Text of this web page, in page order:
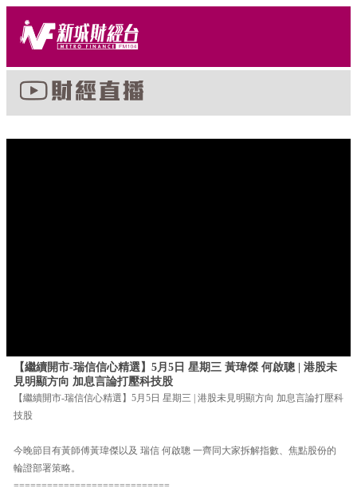
【繼續開市-瑞信信心精選】5月5日 星期三 黃瑋傑 何啟聰 | 港股未
見明顯方向 加息言論打壓科技股
【繼續開市-瑞信信心精選】5月5日 星期三 | 港股未見明顯方向 加息言論打壓科
技股
今晚節目有黃師傅黃瑋傑以及 瑞信 何啟聰 一齊同大家拆解指數、焦點股份的
輪證部署策略。
============================